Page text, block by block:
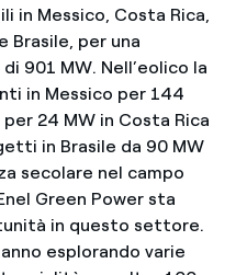
in Messico, Costa Rica,
Brasile, per una
901 MW. Nell’eolico la
in Messico per 144
24 MW in Costa Rica
in Brasile da 90 MW
secolare nel campo
Green Power sta
in questo settore.
esplorando varie